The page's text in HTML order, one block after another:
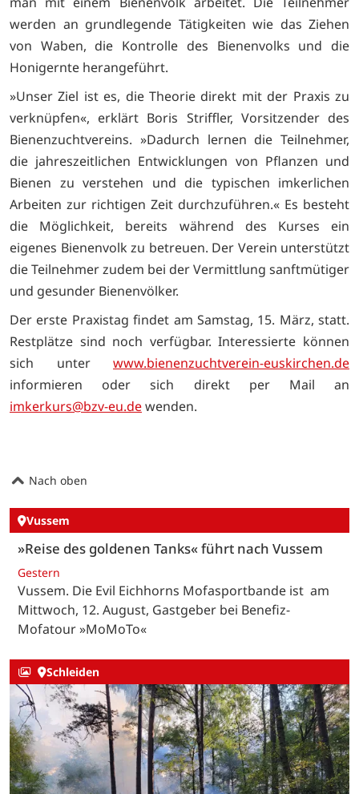
werden an grundlegende Tätigkeiten wie das Ziehen
von Waben, die Kontrolle des Bienenvolks und die
Honigernte herangeführt.
»Unser Ziel ist es, die Theorie direkt mit der Praxis zu
verknüpfen«, erklärt Boris Striffler, Vorsitzender des
Bienenzuchtvereins. »Dadurch lernen die Teilnehmer,
die jahreszeitlichen Entwicklungen von Pflanzen und
Bienen zu verstehen und die typischen imkerlichen
Arbeiten zur richtigen Zeit durchzuführen.« Es besteht
die Möglichkeit, bereits während des Kurses ein
eigenes Bienenvolk zu betreuen. Der Verein unterstützt
die Teilnehmer zudem bei der Vermittlung sanftmütiger
und gesunder Bienenvölker.
Der erste Praxistag findet am Samstag, 15. März, statt.
Restplätze sind noch verfügbar. Interessierte können
sich unter www.bienenzuchtverein-euskirchen.de
informieren oder sich direkt per Mail an
imkerkurs@bzv-eu.dewenden.
Nach oben
Vussem
»Reise des goldenen Tanks« führt nach Vussem
Gestern
Vussem. Die Evil Eichhorns Mofasportbande ist am
Mittwoch, 12. August, Gastgeber bei Benefiz-
Mofatour »MoMoTo«
Schleiden